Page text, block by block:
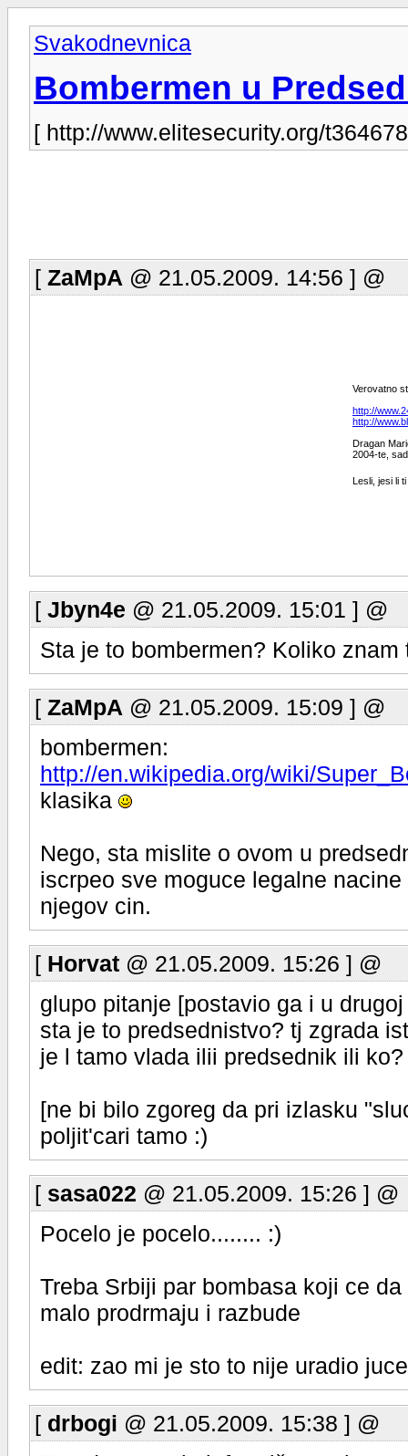
Svakodnevnica
Bombermen u
[ http://www.elitesecurity.org/
[ ZaMpA @ 21.05.2009. 14:56 ] @
Verovatno
http://
http://
Dragan
2004-te,
Lesli, jesi li
[ Jbyn4e @ 21.05.2009. 15:01 ] @
Sta je to bombermen? Koliko
[ ZaMpA @ 21.05.2009. 15:09 ] @
bombermen:
http://en.wikipedia.org/wiki/
klasika
Nego, sta mislite o ovom u
iscrpeo sve moguce legalne
njegov cin.
[ Horvat @ 21.05.2009. 15:26 ] @
glupo pitanje [postavio ga i u
sta je to predsednistvo? tj zgrada
je l tamo vlada ilii predsednik ili ko?
[ne bi bilo zgoreg da pri izlasku
poljit'cari tamo :)
[ sasa022 @ 21.05.2009. 15:26 ] @
Pocelo je pocelo........ :)
Treba Srbiji par bombasa koji ce
malo prodrmaju i razbude
edit: zao mi je sto to nije uradio juce
[ drbogi @ 21.05.2009. 15:38 ] @